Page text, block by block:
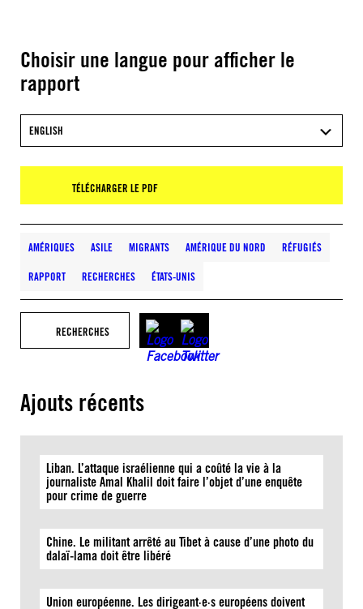
Choisir une langue pour afficher le
rapport
ENGLISH
TÉLÉCHARGER LE PDF
AMÉRIQUES ASILE MIGRANTS AMÉRIQUE DU NORD RÉFUGIÉS
RAPPORT RECHERCHES ÉTATS-UNIS
RECHERCHES
Ajouts récents
Liban. L’attaque israélienne qui a coûté la vie à la
journaliste Amal Khalil doit faire l’objet d’une enquête
pour crime de guerre
Chine. Le militant arrêté au Tibet à cause d’une photo du
dalaï-lama doit être libéré
Union européenne. Les dirigeant·e·s européens doivent